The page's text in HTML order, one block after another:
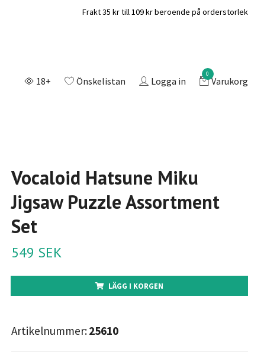
Frakt 35 kr till 109 kr beroende på orderstorlek
18+ Önskelistan Logga in
0
Varukorg
Vocaloid Hatsune Miku
Jigsaw Puzzle Assortment
Set
549 SEK
LÄGG I KORGEN
Artikelnummer:25610